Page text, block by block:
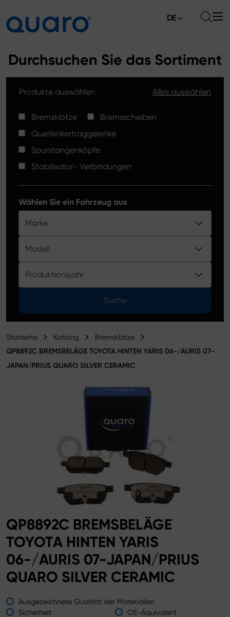
Bremsklötze
Bremsscheiben High Carbon
Spurstangenköpfe
Bremsklötze Silver Ceramic
Produktkatalog
Aktuelles
Verkaufsstellen
Kontakt
DE
Durchsuchen Sie das Sortiment
Produkte auswählen Alles auswählen
Bremsklötze
Bremsscheiben
Querlenkertraggelenke
Spurstangenköpfe
Stabilisator- Verbindungen
Wählen Sie ein Fahrzeug aus
Marke
Modell
Produktionsjahr
Suche
Startseite Katalog Bremsklötze
QP8892C BREMSBELÄGE TOYOTA HINTEN YARIS 06-/AURIS 07-
JAPAN/PRIUS QUARO SILVER CERAMIC
QP8892C BREMSBELÄGE
TOYOTA HINTEN YARIS
06-/AURIS 07-JAPAN/PRIUS
QUARO SILVER CERAMIC
Ausgezeichnete Qualität der Materialien
Sicherheit
OE-Äquivalent